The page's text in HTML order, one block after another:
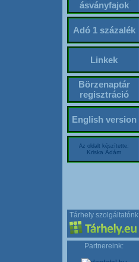
ásványfajok
Adó 1 százalék
Linkek
Börzenaptár
regisztráció
English version
Az oldalt készítette:
Kriska Ádám
Tárhely szolgáltatónk
Partnereink: